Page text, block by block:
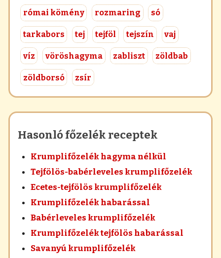
római kömény rozmaring só
tarkabors tej tejföl tejszín vaj
víz vöröshagyma zabliszt zöldbab
zöldborsó zsír
Hasonló főzelék receptek
Krumplifőzelék hagyma nélkül
Tejfölös-babérleveles krumplifőzelék
Ecetes-tejfölös krumplifőzelék
Krumplifőzelék habarással
Babérleveles krumplifőzelék
Krumplifőzelék tejfölös habarással
Savanyú krumplifőzelék